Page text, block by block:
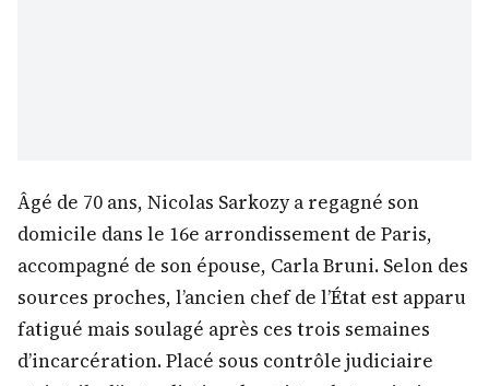
Âgé de 70 ans, Nicolas Sarkozy a regagné son
domicile dans le 16e arrondissement de Paris,
accompagné de son épouse, Carla Bruni. Selon des
sources proches, l’ancien chef de l’État est apparu
fatigué mais soulagé après ces trois semaines
d’incarcération. Placé sous contrôle judiciaire